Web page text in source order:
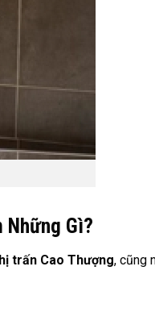
Những Gì?
trấn Cao Thượng, cũng